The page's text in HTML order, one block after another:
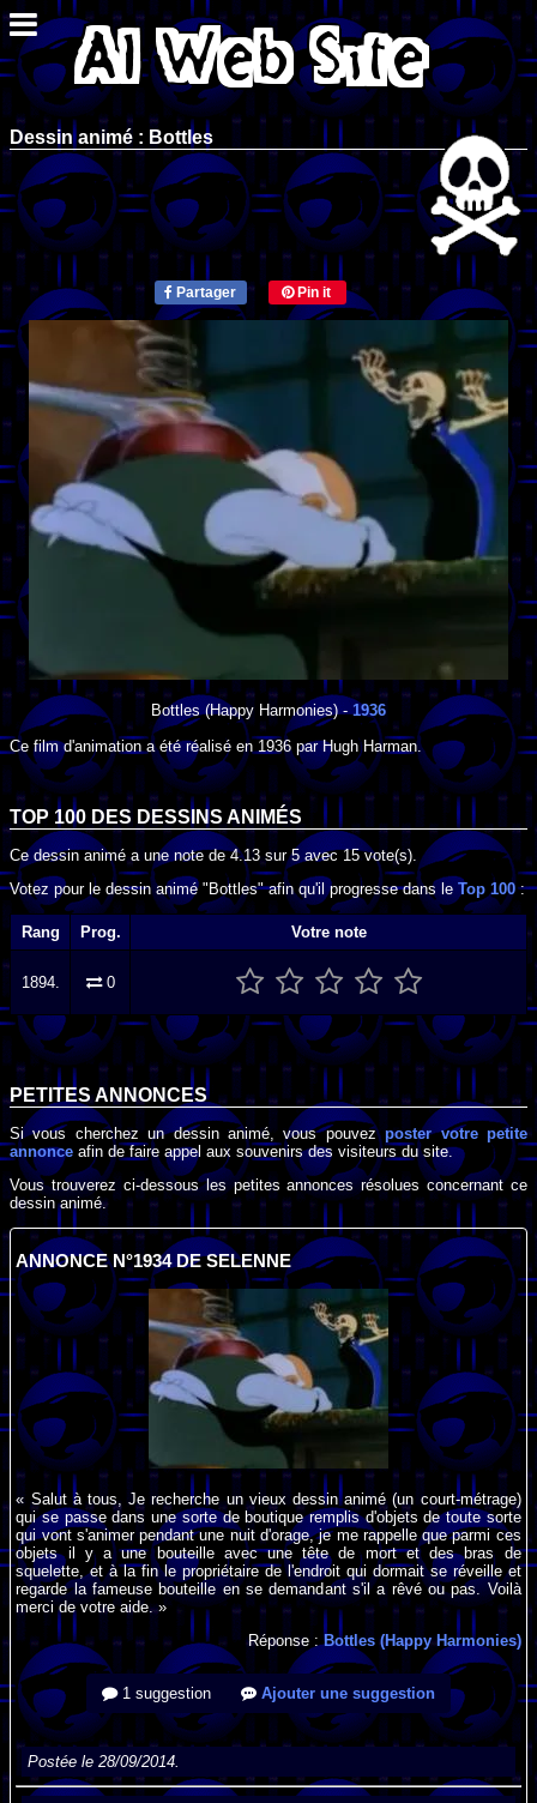
Dessin animé : Bottles
Partager Pin it
Bottles (Happy Harmonies) - 1936
Ce film d'animation a été réalisé en 1936 parHugh Harman .
TOP 100 DES DESSINS ANIMÉS
Ce dessin animé a une note de4.13 sur5 avec15vote(s).
Votez pour le dessin animé "Bottles" afin qu'il progresse dans le Top 100:
Rang Prog. Votre note
1894. 0
PETITES ANNONCES
Si vous cherchez un dessin animé, vous pouvez poster votre petite
annonce afin de faire appel aux souvenirs des visiteurs du site.
Vous trouverez ci-dessous les petites annonces résolues concernant ce
dessin animé.
ANNONCE N°1934 DE SELENNE
« Salut à tous, Je recherche un vieux dessin animé (un court-métrage)
qui se passe dans une sorte de boutique remplis d'objets de toute sorte
qui vont s'animer pendant une nuit d'orage, je me rappelle que parmi ces
objets il y a une bouteille avec une tête de mort et des bras de
squelette, et à la fin le propriétaire de l'endroit qui dormait se réveille et
regarde la fameuse bouteille en se demandant s'il a rêvé ou pas. Voilà
merci de votre aide. »
Réponse :Bottles (Happy Harmonies)
1 suggestion Ajouter une suggestion
Postée le 28/09/2014.